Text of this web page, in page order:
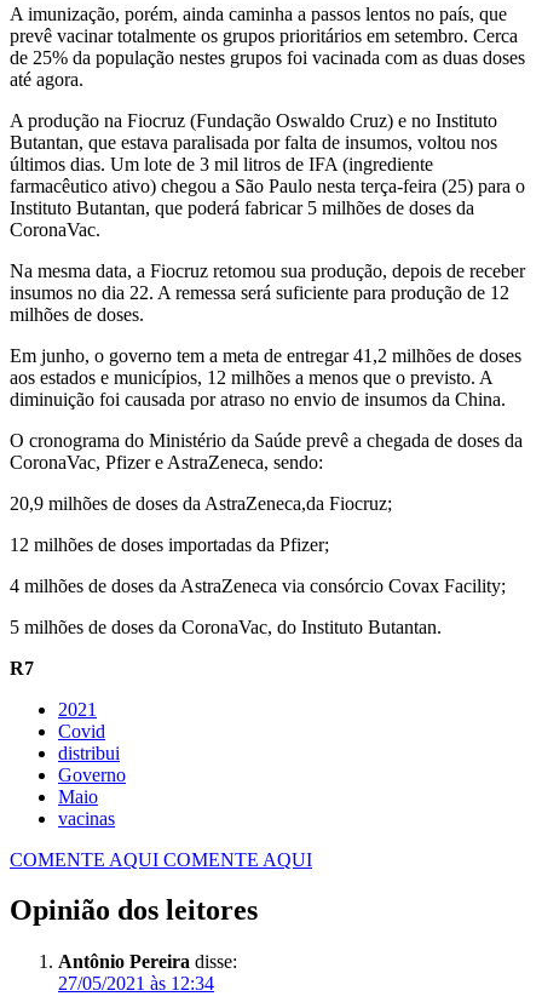
A imunização, porém, ainda caminha a passos lentos no país, que
prevê vacinar totalmente os grupos prioritários em setembro. Cerca
de 25% da população nestes grupos foi vacinada com as duas doses
até agora.
A produção na Fiocruz (Fundação Oswaldo Cruz) e no Instituto
Butantan, que estava paralisada por falta de insumos, voltou nos
últimos dias. Um lote de 3 mil litros de IFA (ingrediente
farmacêutico ativo) chegou a São Paulo nesta terça-feira (25) para o
Instituto Butantan, que poderá fabricar 5 milhões de doses da
CoronaVac.
Na mesma data, a Fiocruz retomou sua produção, depois de receber
insumos no dia 22. A remessa será suficiente para produção de 12
milhões de doses.
Em junho, o governo tem a meta de entregar 41,2 milhões de doses
aos estados e municípios, 12 milhões a menos que o previsto. A
diminuição foi causada por atraso no envio de insumos da China.
O cronograma do Ministério da Saúde prevê a chegada de doses da
CoronaVac, Pfizer e AstraZeneca, sendo:
20,9 milhões de doses da AstraZeneca,da Fiocruz;
12 milhões de doses importadas da Pfizer;
4 milhões de doses da AstraZeneca via consórcio Covax Facility;
5 milhões de doses da CoronaVac, do Instituto Butantan.
R7
2021
Covid
distribui
Governo
Maio
vacinas
COMENTE AQUI COMENTE AQUI
Opinião dos leitores
Antônio Pereira disse:
27/05/2021 às 12:34